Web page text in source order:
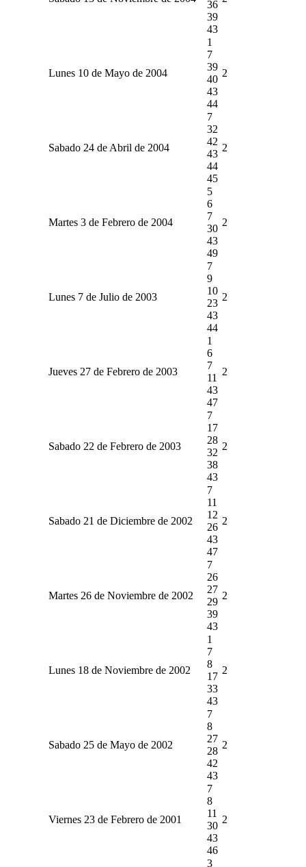
36
39
43
Lunes 10 de Mayo de 2004
1
7
39
40
43
44
2
Sabado 24 de Abril de 2004
7
32
42
43
44
45
2
Martes 3 de Febrero de 2004
5
6
7
30
43
49
2
Lunes 7 de Julio de 2003
7
9
10
23
43
44
2
Jueves 27 de Febrero de 2003
1
6
7
11
43
47
2
Sabado 22 de Febrero de 2003
7
17
28
32
38
43
2
Sabado 21 de Diciembre de 2002
7
11
12
26
43
47
2
Martes 26 de Noviembre de 2002
7
26
27
29
39
43
2
Lunes 18 de Noviembre de 2002
1
7
8
17
33
43
2
Sabado 25 de Mayo de 2002
7
8
27
28
42
43
2
Viernes 23 de Febrero de 2001
7
8
11
30
43
46
2
3